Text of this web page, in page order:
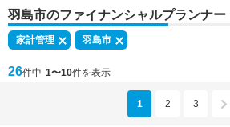
羽島市のファイナンシャルプランナー
家計管理 羽島市
26件中 1〜10件を表示
1 2 3